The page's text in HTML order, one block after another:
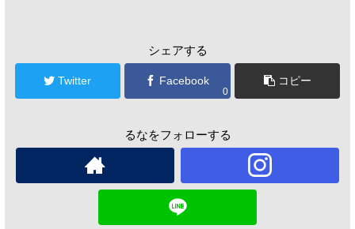
シェアする
Twitter Facebook
0
コピー
るなをフォローする